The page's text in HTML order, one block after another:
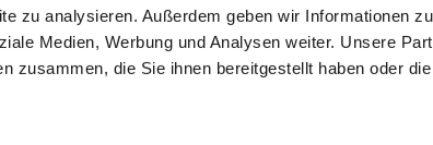
zu analysieren. Außerdem geben wir Informationen
Medien, Werbung und Analysen weiter. Unsere
zusammen, die Sie ihnen bereitgestellt haben oder